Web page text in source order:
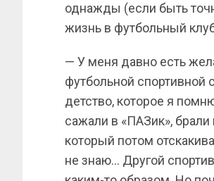
однажды (если быть
жизнь в футбольный
— У меня давно есть
футбольной спортивной
детство, которое я
сажали в «ПАЗик»,
который потом
не знаю… Другой